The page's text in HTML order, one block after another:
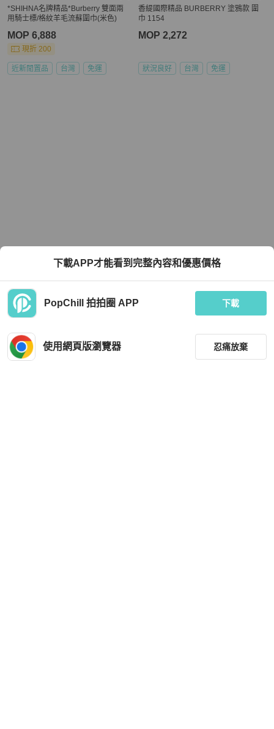
*SHIHNA名牌精品*Burberry 雙面兩
用騎士標/格紋羊毛流蘇圍巾(米色)
MOP 6,888
現折 200
近新閒置品 台灣 免運
香緹國際精品 BURBERRY 塗鴉款 圍
巾 1154
MOP 2,272
狀況良好 台灣 免運
下載APP才能看到完整內容和優惠價格
PopChill 拍拍圈 APP 下載
使用網頁版瀏覽器 忍痛放棄